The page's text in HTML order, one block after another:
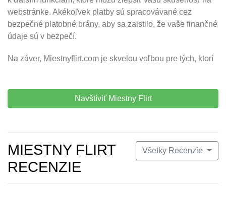
webstránke. Akékoľvek platby sú spracovávané cez
bezpečné platobné brány, aby sa zaistilo, že vaše finančné
údaje sú v bezpečí.
Na záver, Miestnyflirt.com je skvelou voľbou pre tých, ktorí
Navštíviť Miestny Flirt
Všetky Recenzie
MIESTNY FLIRT
RECENZIE